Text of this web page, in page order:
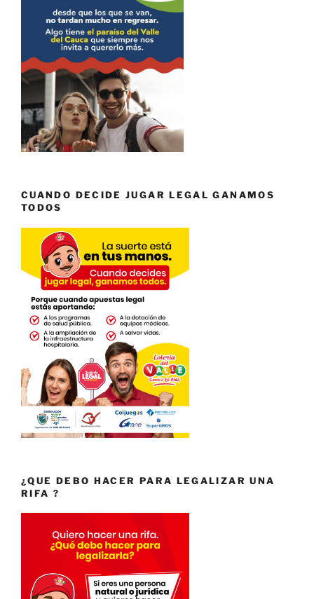
CUANDO DECIDE JUGAR LEGAL GANAMOS
TODOS
¿QUE DEBO HACER PARA LEGALIZAR UNA
RIFA ?